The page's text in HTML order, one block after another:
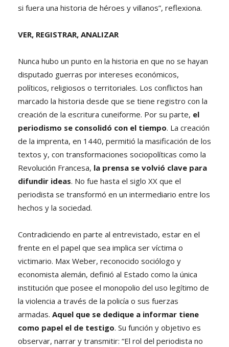
si fuera una historia de héroes y villanos”, reflexiona.
VER, REGISTRAR, ANALIZAR
Nunca hubo un punto en la historia en que no se hayan
disputado guerras por intereses económicos,
políticos, religiosos o territoriales. Los conflictos han
marcado la historia desde que se tiene registro con la
creación de la escritura cuneiforme. Por su parte, el
periodismo se consolidó con el tiempo. La creación
de la imprenta, en 1440, permitió la masificación de los
textos y, con transformaciones sociopolíticas como la
Revolución Francesa, la prensa se volvió clave para
difundir ideas. No fue hasta el siglo XX que el
periodista se transformó en un intermediario entre los
hechos y la sociedad.
Contradiciendo en parte al entrevistado, estar en el
frente en el papel que sea implica ser víctima o
victimario. Max Weber, reconocido sociólogo y
economista alemán, definió al Estado como la única
institución que posee el monopolio del uso legítimo de
la violencia a través de la policía o sus fuerzas
armadas. Aquel que se dedique a informar tiene
como papel el de testigo. Su función y objetivo es
observar, narrar y transmitir: “El rol del periodista no